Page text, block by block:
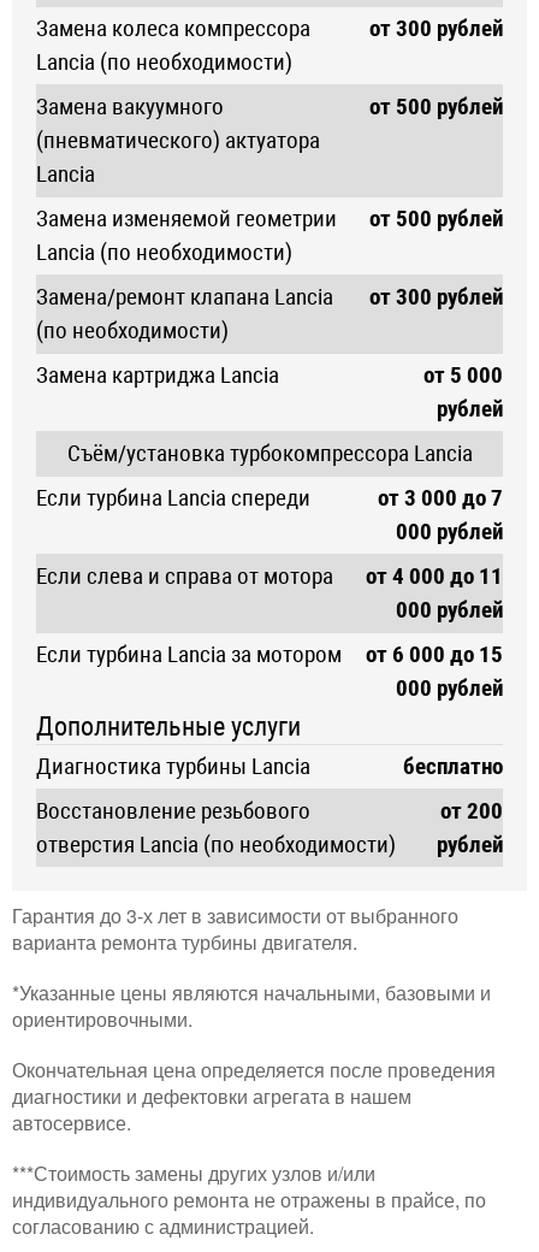
Замена колеса компрессора
Lancia (по необходимости)
от 300 рублей
Замена вакуумного
(пневматического) актуатора
Lancia
от 500 рублей
Замена изменяемой геометрии
Lancia (по необходимости)
от 500 рублей
Замена/ремонт клапана Lancia
(по необходимости)
от 300 рублей
Замена картриджа Lancia
от 5 000
рублей
Съём/установка турбокомпрессора Lancia
Если турбина Lancia спереди
от 3 000 до 7
000 рублей
Если слева и справа от мотора
от 4 000 до 11
000 рублей
Если турбина Lancia за мотором
от 6 000 до 15
000 рублей
Дополнительные услуги
Диагностика турбины Lancia
бесплатно
Восстановление резьбового
отверстия Lancia (по необходимости)
от 200
рублей
Гарантия до 3-х лет в зависимости от выбранного
варианта ремонта турбины двигателя.
*Указанные цены являются начальными, базовыми и
ориентировочными.
Окончательная цена определяется после проведения
диагностики и дефектовки агрегата в нашем
автосервисе.
***Стоимость замены других узлов и/или
индивидуального ремонта не отражены в прайсе, по
согласованию с администрацией.